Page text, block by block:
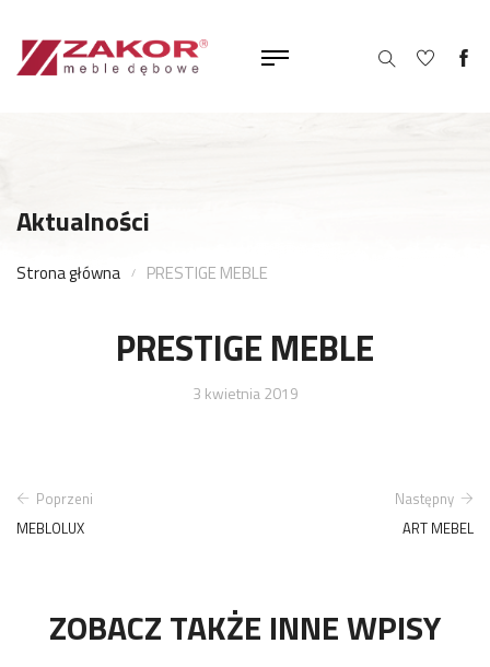
Aktualności
Strona główna PRESTIGE MEBLE
PRESTIGE MEBLE
3 kwietnia 2019
Poprzeni
MEBLOLUX
Następny
ART MEBEL
ZOBACZ TAKŻE INNE WPISY